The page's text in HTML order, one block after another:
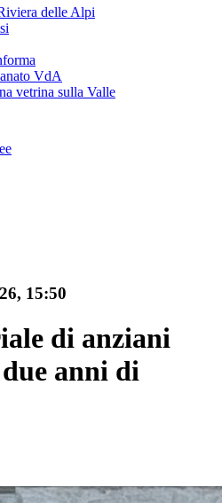
delle Alpi
VdA
vetrina sulla Valle
, 15:50
di anziani
anni di